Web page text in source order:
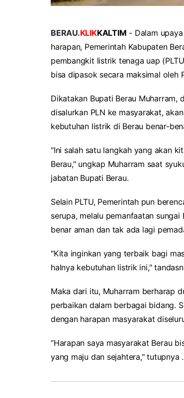
BERAU.KLIKKALTIM - Dalam
harapan, Pemerintah Kabupaten
pembangkit listrik tenaga uap
bisa dipasok secara maksimal oleh
Dikatakan Bupati Berau Muharram,
disalurkan PLN ke masyarakat,
kebutuhan listrik di Berau benar-
"Ini salah satu langkah yang akan
Berau," ungkap Muharram saat
jabatan Bupati Berau.
Selain PLTU, Pemerintah pun
serupa, melalu pemanfaatan
benar aman dan tak ada lagi
"Kita inginkan yang terbaik bagi
halnya kebutuhan listrik ini,"
Maka dari itu, Muharram berharap
perbaikan dalam berbagai bidang.
dengan harapan masyarakat
“Harapan saya masyarakat Berau
yang maju dan sejahtera," tutupnya